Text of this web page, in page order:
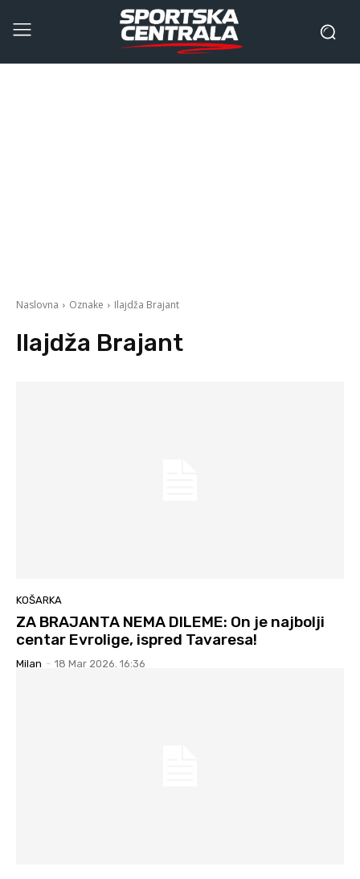
Naslovna Oznake Ilajdža Brajant
Ilajdža Brajant
KOŠARKA
ZA BRAJANTA NEMA DILEME: On je najbolji
centar Evrolige, ispred Tavaresa!
Milan - 18 Mar 2026. 16:36